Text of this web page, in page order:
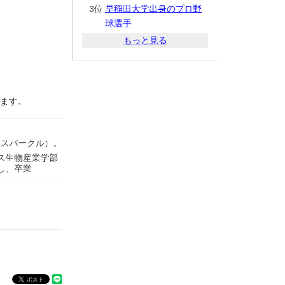
す。
パークル）。
生物産業学部
、卒業
3位 早稲田大学出身のプロ野
球選手
もっと見る